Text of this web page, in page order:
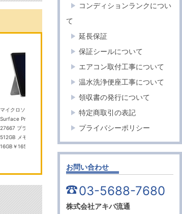
マイクロソフト
Surface Pro 12インチ EP2-
27667 プラチナ ストレージ容量：
512GB メモリ容量：
16GB ￥165,000
マキタ
コ (バッテリ×2本、充電器、ケー
コンディションランクについ
て
延長保証
保証シールについて
エアコン取付工事について
温水洗浄便座工事について
領収書の発行について
特定商取引の表記
プライバシーポリシー
お問い合わせ
03-5688-7680
株式会社アキバ流通